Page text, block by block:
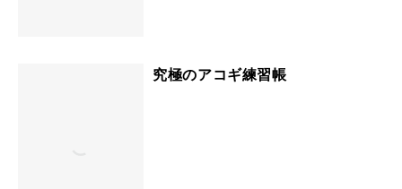
究極のアコギ練習帳